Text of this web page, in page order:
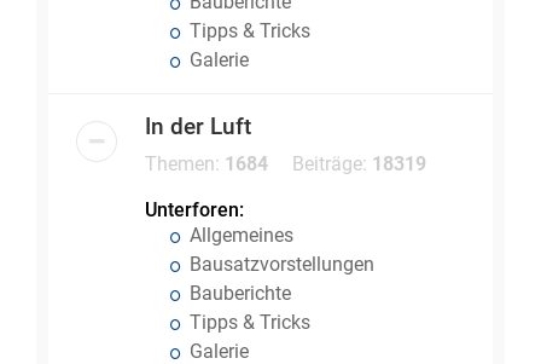
Tipps & Tricks
Galerie
In der Luft
Themen: 1684 Beiträge: 18319
Unterforen:
Allgemeines
Bausatzvorstellungen
Bauberichte
Tipps & Tricks
Galerie